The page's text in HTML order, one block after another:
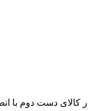
کالای دست دوم با